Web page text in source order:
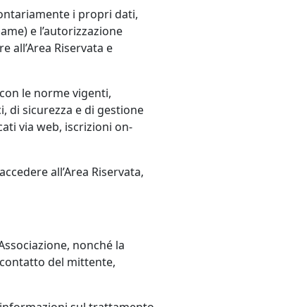
i propri dati,
e l’autorizzazione
all’Area Riservata e
le norme vigenti,
di sicurezza e di gestione
via web, iscrizioni on-
all’Area Riservata,
nonché la
del mittente,